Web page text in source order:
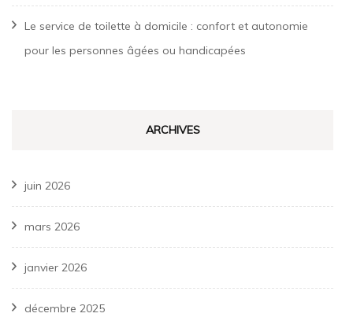
Le service de toilette à domicile : confort et autonomie
pour les personnes âgées ou handicapées
ARCHIVES
juin 2026
mars 2026
janvier 2026
décembre 2025